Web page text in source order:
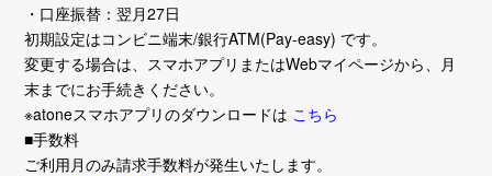
・口座振替：翌月27日
初期設定はコンビニ端末/銀行ATM(Pay-easy) です。
変更する場合は、スマホアプリまたはWebマイページから、月
末までにお手続きください。
※atoneスマホアプリのダウンロードは こちら
■手数料
ご利用月のみ請求手数料が発生いたします。